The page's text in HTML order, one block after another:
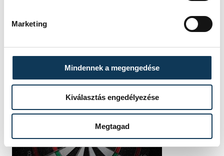
Marketing
Mindennek a megengedése
Kiválasztás engedélyezése
Megtagad